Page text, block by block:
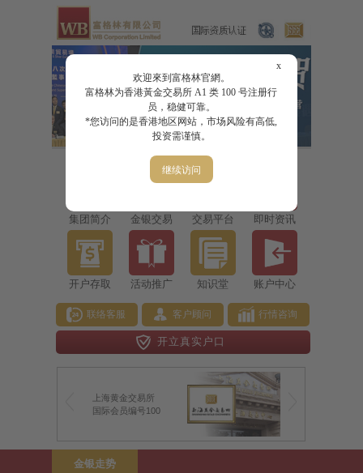
x
欢迎來到富格林官網。
富格林为香港黃金交易所 A1 类 100 号注册行
员，稳健可靠。
*您访问的是香港地区网站，市场风险有高低,
投资需谨慎。
继续访问
集团简介 金银交易 交易平台 即时资讯
开户存取 活动推广 知识堂 账户中心
联络客服 客户顾问 行情咨询
开立真实户口
上海黄金交易所
国际会员编号100
金银走势